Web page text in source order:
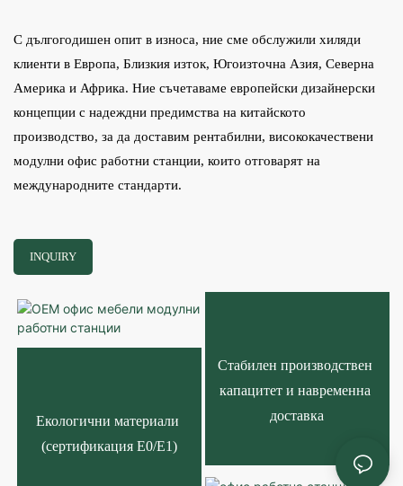
С дългогодишен опит в износа, ние сме обслужили хиляди
клиенти в Европа, Близкия изток, Югоизточна Азия, Северна
Америка и Африка. Ние съчетаваме европейски дизайнерски
концепции с надеждни предимства на китайското
производство, за да доставим рентабилни, висококачествени
модулни офис работни станции, които отговарят на
международните стандарти.
INQUIRY
Екологични материали
(сертификация E0/E1)
Стабилен производствен
капацитет и навременна
доставка